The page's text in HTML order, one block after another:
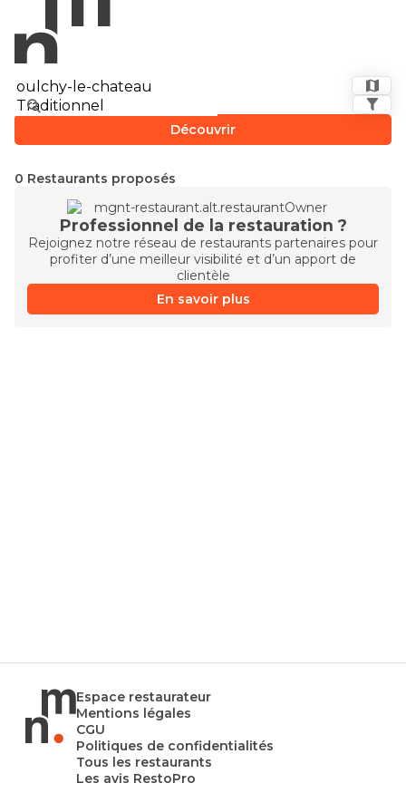
Découvrir
0 Restaurants proposés
Professionnel de la restauration ?
Rejoignez notre réseau de restaurants partenaires pour
profiter d’une meilleur visibilité et d’un apport de
clientèle
En savoir plus
Espace restaurateur
Mentions légales
CGU
Politiques de confidentialités
Tous les restaurants
Les avis RestoPro